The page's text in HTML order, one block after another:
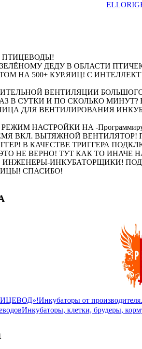
ПТИЦЕВОДЫ!
ДЕДУ В ОБЛАСТИ
НА 500+ КУР.ЯИЦ! С
ВЕНТИЛЯЦИИ
В СУТКИ И ПО СКОЛЬКО МИНУТ?
ДЛЯ ВЕНТИЛИРОВАНИЯ
НАСТРОЙКИ НА -
ВКЛ. ВЫТЯЖНОЙ
В КАЧЕСТВЕ ТРИГГЕРА
НЕ ВЕРНО! ТУТ КАК ТО ИНАЧЕ
ИНЖЕНЕРЫ-ИНКУБАТОРЩИКИ!
СПАСИБО!
Инкубаторы от
Инкубаторы, клетки, брудеры,